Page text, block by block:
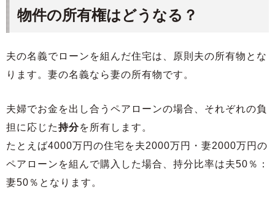
物件の所有権はどうなる？
夫の名義でローンを組んだ住宅は、原則夫の所有物とな
ります。妻の名義なら妻の所有物です。
夫婦でお金を出し合うペアローンの場合、それぞれの負
担に応じた持分を所有します。
たとえば4000万円の住宅を夫2000万円・妻2000万円の
ペアローンを組んで購入した場合、持分比率は夫50％：
妻50％となります。